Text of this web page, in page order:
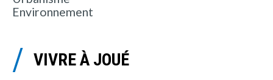
Environnement
VIVRE À JOUÉ